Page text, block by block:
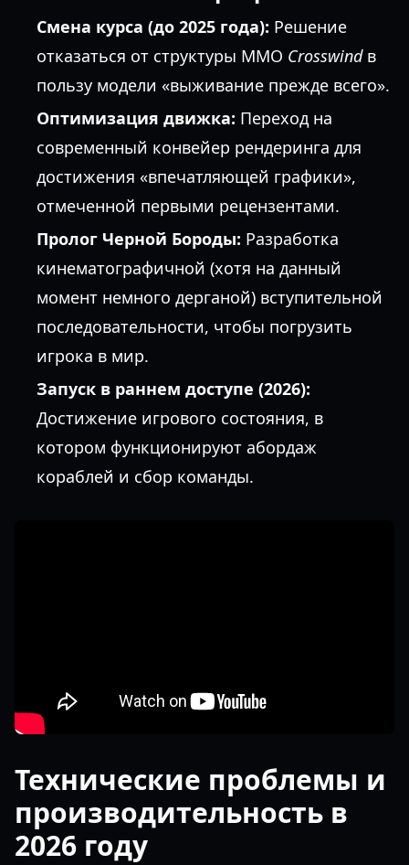
Смена курса (до 2025 года): Решение
отказаться от структуры MMO Crosswindв
пользу модели «выживание прежде всего».
Оптимизация движка: Переход на
современный конвейер рендеринга для
достижения «впечатляющей графики»,
отмеченной первыми рецензентами.
Пролог Черной Бороды: Разработка
кинематографичной (хотя на данный
момент немного дерганой) вступительной
последовательности, чтобы погрузить
игрока в мир.
Запуск в раннем доступе (2026):
Достижение игрового состояния, в
котором функционируют абордаж
кораблей и сбор команды.
Технические проблемы и
производительность в
2026 году